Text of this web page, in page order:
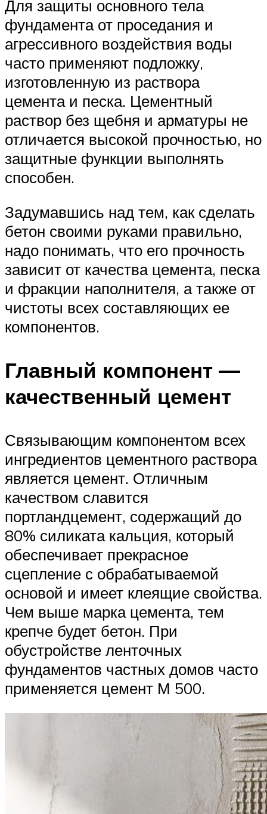
Для защиты основного тела
фундамента от проседания и
агрессивного воздействия воды
часто применяют подложку,
изготовленную из раствора
цемента и песка. Цементный
раствор без щебня и арматуры не
отличается высокой прочностью, но
защитные функции выполнять
способен.
Задумавшись над тем, как сделать
бетон своими руками правильно,
надо понимать, что его прочность
зависит от качества цемента, песка
и фракции наполнителя, а также от
чистоты всех составляющих ее
компонентов.
Главный компонент —
качественный цемент
Связывающим компонентом всех
ингредиентов цементного раствора
является цемент. Отличным
качеством славится
портландцемент, содержащий до
80% силиката кальция, который
обеспечивает прекрасное
сцепление с обрабатываемой
основой и имеет клеящие свойства.
Чем выше марка цемента, тем
крепче будет бетон. При
обустройстве ленточных
фундаментов частных домов часто
применяется цемент М 500.